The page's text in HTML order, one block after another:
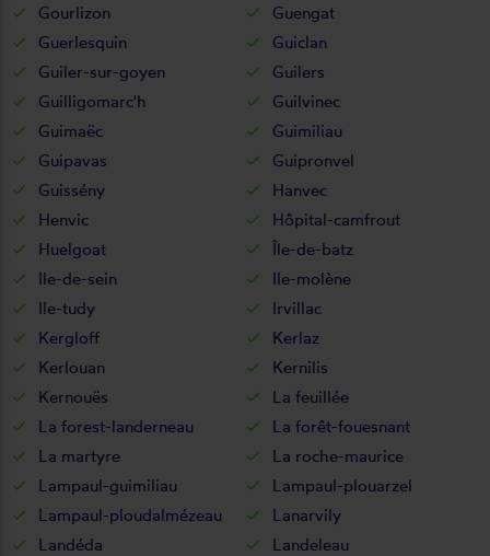
Gourlizon
Guengat
Guerlesquin
Guiclan
Guiler-sur-goyen
Guilers
Guilligomarc'h
Guilvinec
Guimaëc
Guimiliau
Guipavas
Guipronvel
Guissény
Hanvec
Henvic
Hôpital-camfrout
Huelgoat
Île-de-batz
Ile-de-sein
Ile-molène
Ile-tudy
Irvillac
Kergloff
Kerlaz
Kerlouan
Kernilis
Kernouës
La feuillée
La forest-landerneau
La forêt-fouesnant
La martyre
La roche-maurice
Lampaul-guimiliau
Lampaul-plouarzel
Lampaul-ploudalmézeau
Lanarvily
Landéda
Landeleau